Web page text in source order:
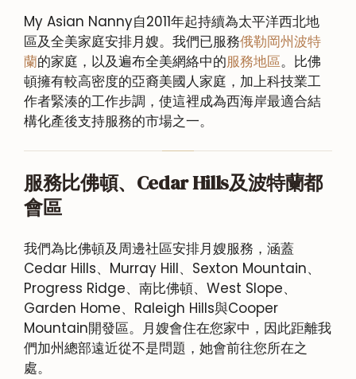
My Asian Nanny自2011年起持續為太平洋西北地
區及全美家庭安排月嫂。我們已服務俄勒岡州波特
蘭的家庭，以及遍布全美網絡中的服務地區。比佛
頓擁有較高密度的亞裔美國人家庭，加上科技業工
作者緊湊的工作步調，使這裡成為西海岸最適合結
構化產後支持服務的市場之一。
服務比佛頓、Cedar Hills及波特蘭都
會區
我們為比佛頓及周邊社區安排月嫂服務，涵蓋
Cedar Hills、Murray Hill、Sexton Mountain、
Progress Ridge、南比佛頓、West Slope、
Garden Home、Raleigh Hills與Cooper
Mountain開發區。月嫂會住在您家中，因此距離我
們加州總部遠近從不是問題，她會前往您所在之
處。